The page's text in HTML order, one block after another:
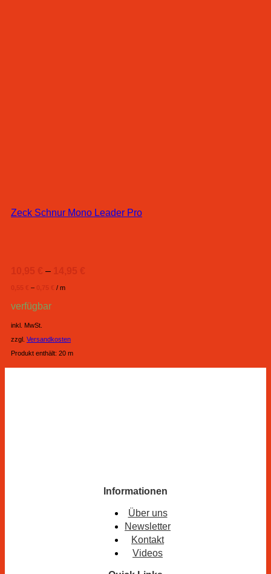
Zeck Schnur Mono Leader Pro
10,95 € – 14,95 €
0,55 € – 0,75 € / m
verfügbar
inkl. MwSt.
zzgl. Versandkosten
Produkt enthält: 20 m
Informationen
Über uns
Newsletter
Kontakt
Videos